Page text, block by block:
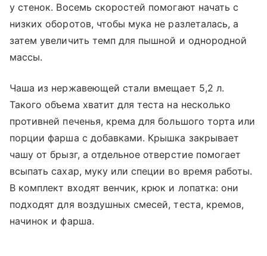
у стенок. Восемь скоростей помогают начать с
низких оборотов, чтобы мука не разлеталась, а
затем увеличить темп для пышной и однородной
массы.
Чаша из нержавеющей стали вмещает 5,2 л.
Такого объема хватит для теста на несколько
противней печенья, крема для большого торта или
порции фарша с добавками. Крышка закрывает
чашу от брызг, а отдельное отверстие помогает
всыпать сахар, муку или специи во время работы.
В комплект входят венчик, крюк и лопатка: они
подходят для воздушных смесей, теста, кремов,
начинок и фарша.